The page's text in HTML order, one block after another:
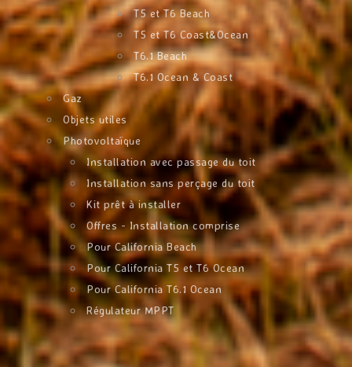
T5 et T6 Beach
T5 et T6 Coast&Ocean
T6.1 Beach
T6.1 Ocean & Coast
Gaz
Objets utiles
Photovoltaïque
Installation avec passage du toit
Installation sans perçage du toit
Kit prêt à installer
Offres - Installation comprise
Pour California Beach
Pour California T5 et T6 Ocean
Pour California T6.1 Ocean
Régulateur MPPT